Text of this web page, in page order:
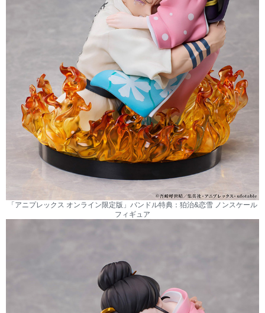
「アニプレックス オンライン限定版」バンドル特典：狛治&恋雪 ノンスケール
フィギュア